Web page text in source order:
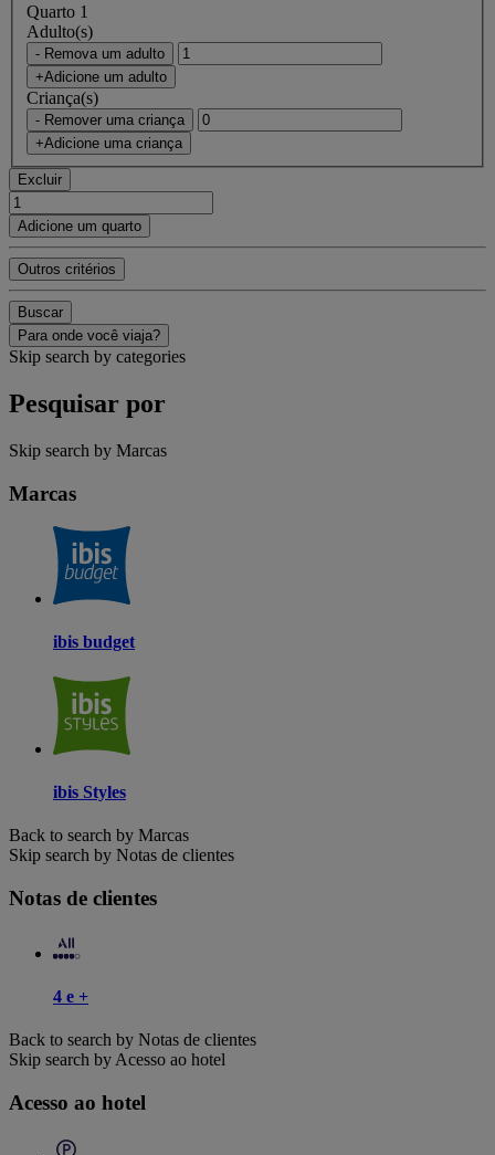
Quarto 1
Adulto(s)
- Remova um adulto
+Adicione um adulto
Criança(s)
- Remover uma criança
+Adicione uma criança
Excluir
Adicione um quarto
Outros critérios
Buscar
Para onde você viaja?
Skip search by categories
Pesquisar por
Skip search by Marcas
Marcas
ibis budget
ibis Styles
Back to search by Marcas
Skip search by Notas de clientes
Notas de clientes
4 e +
Back to search by Notas de clientes
Skip search by Acesso ao hotel
Acesso ao hotel